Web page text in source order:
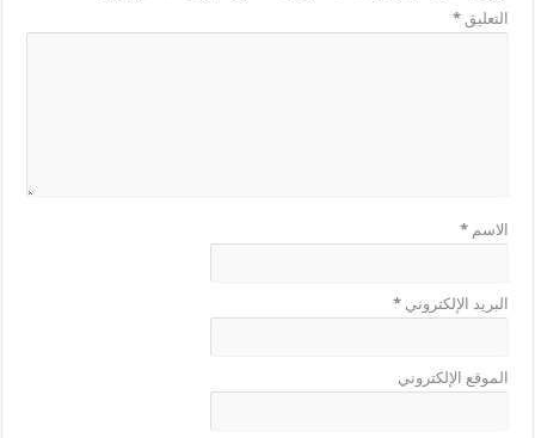
التعليق*
الاسم*
البريد الإلكتروني*
الموقع الإلكتروني